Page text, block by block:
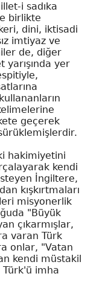
i sadıka
birlikte
dini, iktisadi
imtiyaz ve
de, diğer
yarışında yer
geçerek
hakimiyetini
kendi
İngiltere,
kışkırtmaları
misyonerlik
"Büyük
çıkarmışlar,
varan Türk
onlar, "Vatan
kendi müstakil
Türk'ü imha